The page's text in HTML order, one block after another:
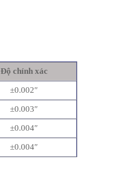
Độ chính xác
±0.002″
±0.003″
±0.004″
±0.004″